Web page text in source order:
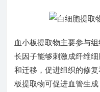
血小板提取物主要参与
长因子能够刺激成纤维
和迁移，促进组织的修
板提取物可促进血管生